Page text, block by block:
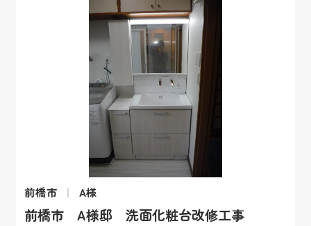
前橋市 A様
前橋市 A様邸 洗面化粧台改修工事